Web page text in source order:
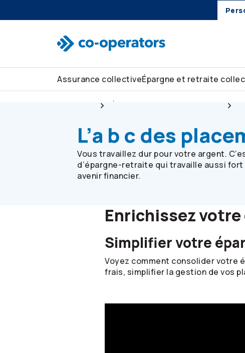
Assurance collectiveÉpargne et retraite
Épargne et retraite collectives
L’a b c des
Vous travaillez dur pour votre argent.
d’épargne-retraite qui travaille aussi
avenir financier.
Enrichissez
Simplifier votre
Voyez comment consolider votre
frais, simplifier la gestion de vos